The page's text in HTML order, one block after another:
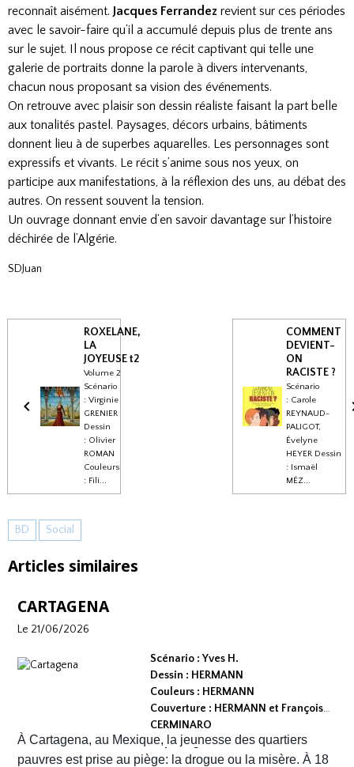
reconnaît aisément. Jacques Ferrandez revient sur ces périodes
avec le savoir-faire qu’il a accumulé depuis plus de trente ans
sur le sujet. Il nous propose ce récit captivant qui telle une
galerie de portraits donne la parole à divers intervenants,
chacun nous proposant sa vision des événements.
On retrouve avec plaisir son dessin réaliste faisant la part belle
aux tonalités pastel. Paysages, décors urbains, bâtiments
donnent lieu à de superbes aquarelles. Les personnages sont
expressifs et vivants. Le récit s’anime sous nos yeux, on
participe aux manifestations, à la réflexion des uns, au débat des
autres. On ressent souvent la tension.
Un ouvrage donnant envie d’en savoir davantage sur l’histoire
déchirée de l’Algérie.
SDJuan
ROXELANE,
LA
JOYEUSE t2
Volume 2
Scénario
: Virginie
GRENIER
Dessin
: Olivier
ROMAN
Couleurs
: Fili...
COMMENT
DEVIENT-
ON
RACISTE ?
Scénario
: Carole
REYNAUD-
PALIGOT,
Évelyne
HEYER Dessin
: Ismaël
MÉZ...
BD Social
Articles similaires
CARTAGENA
Le 21/06/2026
Scénario : Yves H.
Dessin : HERMANN
Couleurs : HERMANN
Couverture : HERMANN et François
CERMINARO
Dépot légal : avril 2026
Editeur :
À Cartagena, au Mexique, la jeunesse des quartiers
pauvres est prise au piège: la drogue ou la misère. À 18